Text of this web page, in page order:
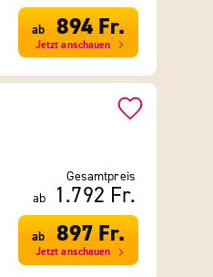
ab 894 Fr.
Jetzt anschauen
Gesamtpreis
ab
1.792 Fr.
ab 897 Fr.
Jetzt anschauen